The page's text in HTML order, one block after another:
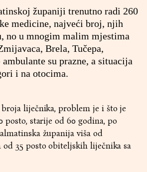
županiji trenutno radi 260
medicine, najveći broj, njih
no u mnogim malim mjestima
Brela, Tučepa,
su prazne, a situacija
i na otocima.
liječnika, problem je i što je
posto, starije od 60 godina, po
županija viša od
od 35 posto obiteljskih liječnika sa